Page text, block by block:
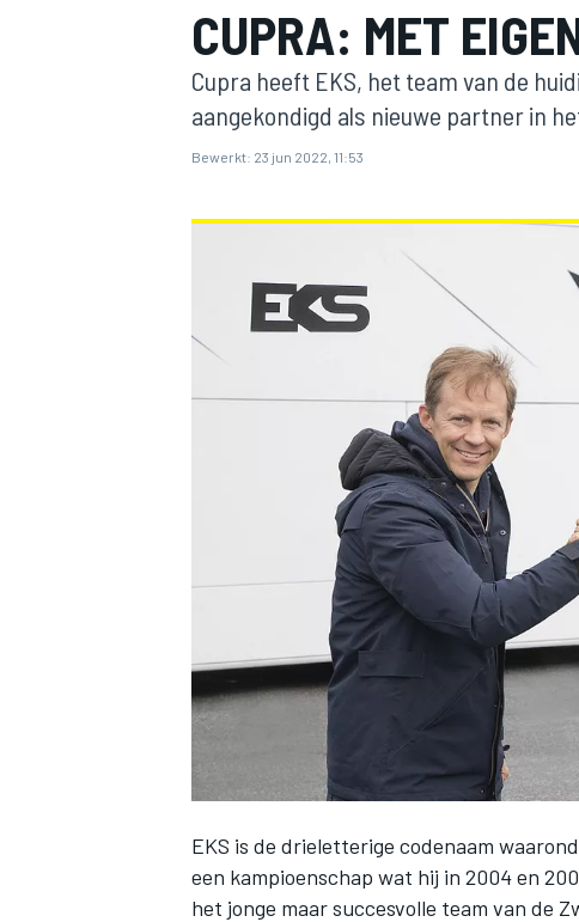
CUPRA: MET
Cupra heeft EKS, het team van de
aangekondigd als nieuwe partner in
Bewerkt: 23 jun 2022, 11:53
EKS is de drieletterige codenaam
een kampioenschap wat hij in 2004 en
het jonge maar succesvolle team van de